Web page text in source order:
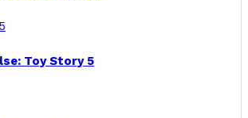
Toy Story 5